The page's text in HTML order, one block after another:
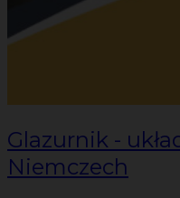
Glazurnik -
Niemczech